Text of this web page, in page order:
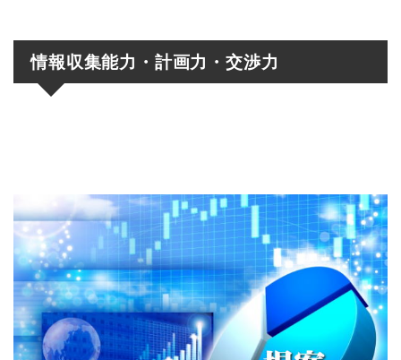
情報収集能力・計画力・交渉力